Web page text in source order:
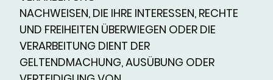
NACHWEISEN, DIE IHRE INTERESSEN, RECHTE
UND FREIHEITEN ÜBERWIEGEN ODER DIE
VERARBEITUNG DIENT DER
GELTENDMACHUNG, AUSÜBUNG ODER